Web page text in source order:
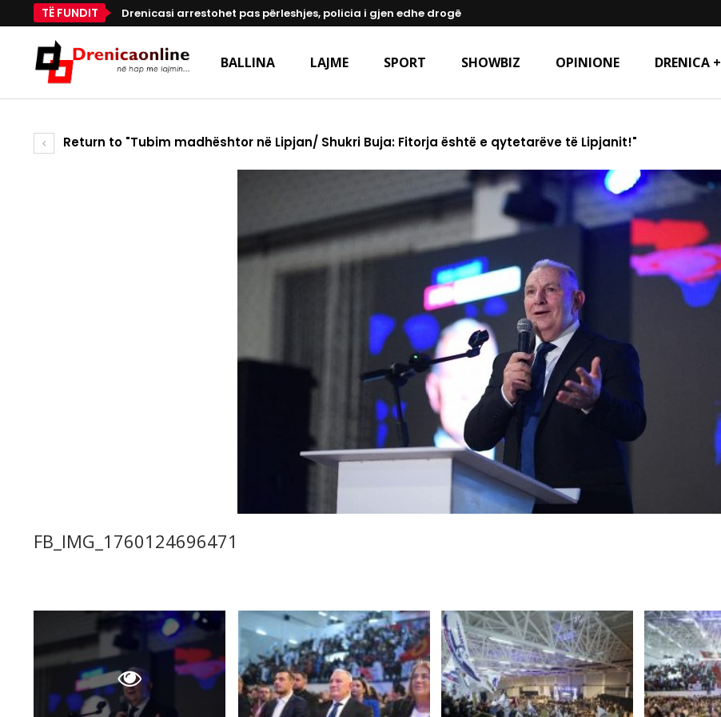
TË FUNDIT Drenicasi arrestohet pas përleshjes, policia i gjen edhe drogë
BALLINA LAJME SPORT SHOWBIZ OPINIONE DRENICA +
Return to "Tubim madhështor në Lipjan/ Shukri Buja: Fitorja është e qytetarëve të Lipjanit!"
FB_IMG_1760124696471